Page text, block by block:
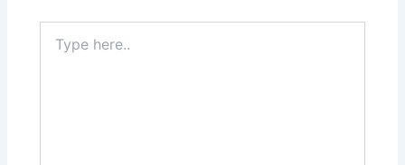
here..